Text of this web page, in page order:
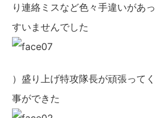
り連絡ミスなど色々手違いがあ
すいませんでした
）盛り上げ特攻隊長が頑張って
事ができた